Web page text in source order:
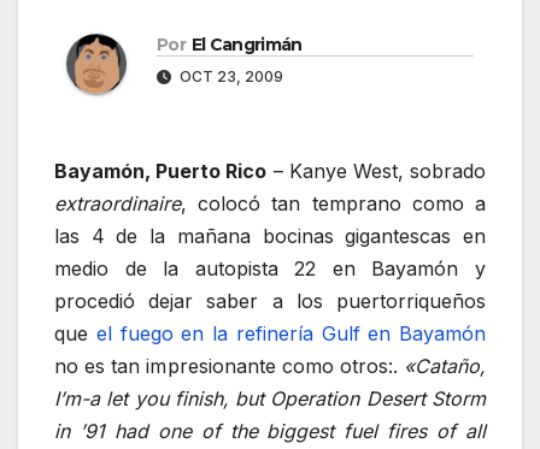
Por El Cangrimán
OCT 23, 2009
Bayamón, Puerto Rico – Kanye West, sobrado
extraordinaire, colocó tan temprano como a
las 4 de la mañana bocinas gigantescas en
medio de la autopista 22 en Bayamón y
procedió dejar saber a los puertorriqueños
que el fuego en la refinería Gulf en Bayamón
no es tan impresionante como otros:. «Cataño,
I’m-a let you finish, but Operation Desert Storm
in ’91 had one of the biggest fuel fires of all